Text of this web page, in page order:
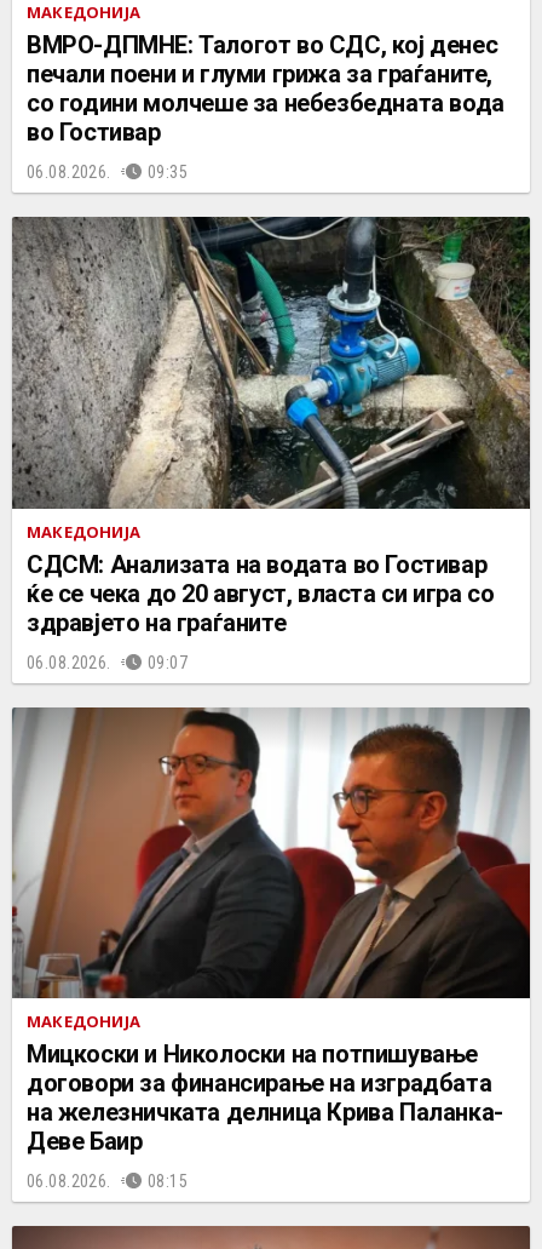
МАКЕДОНИЈА
ВМРО-ДПМНЕ: Талогот во СДС, кој денес
печали поени и глуми грижа за граѓаните,
со години молчеше за небезбедната вода
во Гостивар
06.08.2026. 09:35
МАКЕДОНИЈА
СДСМ: Анализата на водата во Гостивар
ќе се чека до 20 август, власта си игра со
здравјето на граѓаните
06.08.2026. 09:07
МАКЕДОНИЈА
Мицкоски и Николоски на потпишување
договори за финансирање на изградбата
на железничката делница Крива Паланка-
Деве Баир
06.08.2026. 08:15